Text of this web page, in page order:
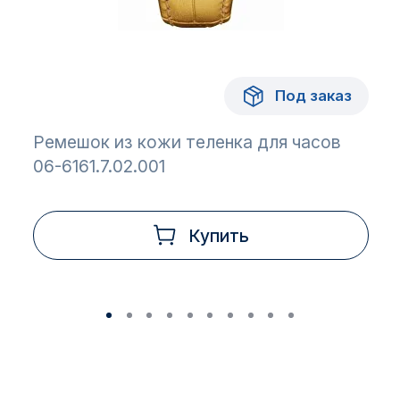
Под заказ
Ремешок из кожи теленка для часов
06-6161.7.02.001
Купить